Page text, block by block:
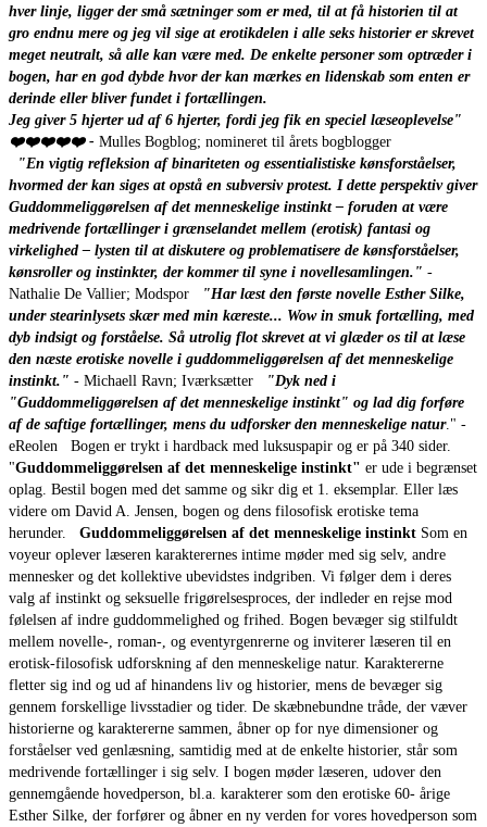
hver linje, ligger der små sætninger som er med, til at få historien til at
gro endnu mere og jeg vil sige at erotikdelen i alle seks historier er skrevet
meget neutralt, så alle kan være med. De enkelte personer som optræder i
bogen, har en god dybde hvor der kan mærkes en lidenskab som enten er
derinde eller bliver fundet i fortællingen.
Jeg giver 5 hjerter ud af 6 hjerter, fordi jeg fik en speciel læseoplevelse"
❤️❤️❤️❤️❤️ - Mulles Bogblog; nomineret til årets bogblogger
"En vigtig refleksion af binariteten og essentialistiske kønsforståelser,
hvormed der kan siges at opstå en subversiv protest. I dette perspektiv giver
Guddommeliggørelsen af det menneskelige instinkt – foruden at være
medrivende fortællinger i grænselandet mellem (erotisk) fantasi og
virkelighed – lysten til at diskutere og problematisere de kønsforståelser,
kønsroller og instinkter, der kommer til syne i novellesamlingen." -
Nathalie De Vallier; Modspor
"Har læst den første novelle Esther Silke,
under stearinlysets skær med min kæreste... Wow in smuk fortælling, med
dyb indsigt og forståelse. Så utrolig flot skrevet at vi glæder os til at læse
den næste erotiske novelle i guddommeliggørelsen af det menneskelige
instinkt." - Michaell Ravn; Iværksætter
"Dyk ned i
"Guddommeliggørelsen af det menneskelige instinkt" og lad dig forføre
af de saftige fortællinger, mens du udforsker den menneskelige natur." -
eReolen Bogen er trykt i hardback med luksuspapir og er på 340 sider.
"Guddommeliggørelsen af det menneskelige instinkt" er ude i begrænset
oplag. Bestil bogen med det samme og sikr dig et 1. eksemplar. Eller læs
videre om David A. Jensen, bogen og dens filosofisk erotiske tema
herunder. Guddommeliggørelsen af det menneskelige instinkt Som en
voyeur oplever læseren karakterernes intime møder med sig selv, andre
mennesker og det kollektive ubevidstes indgriben. Vi følger dem i deres
valg af instinkt og seksuelle frigørelsesproces, der indleder en rejse mod
følelsen af indre guddommelighed og frihed. Bogen bevæger sig stilfuldt
mellem novelle-, roman-, og eventyrgenrerne og inviterer læseren til en
erotisk-filosofisk udforskning af den menneskelige natur. Karaktererne
fletter sig ind og ud af hinandens liv og historier, mens de bevæger sig
gennem forskellige livsstadier og tider. De skæbnebundne tråde, der væver
historierne og karaktererne sammen, åbner op for nye dimensioner og
forståelser ved genlæsning, samtidig med at de enkelte historier, står som
medrivende fortællinger i sig selv. I bogen møder læseren, udover den
gennemgående hovedperson, bl.a. karakterer som den erotiske 60- årige
Esther Silke, der forfører og åbner en ny verden for vores hovedperson som